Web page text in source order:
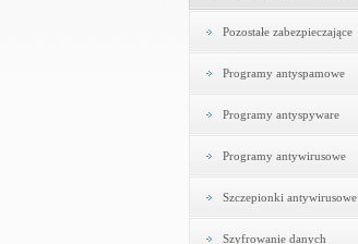
Pozostałe zabezpieczające
Programy antyspamowe
Programy antyspyware
Programy antywirusowe
Szczepionki antywirusowe
Szyfrowanie danych